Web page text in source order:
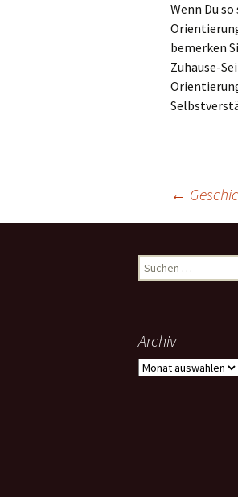
Wenn Du
bemerken
Zuhause-
←
Suche
nach:
Archiv
Archiv